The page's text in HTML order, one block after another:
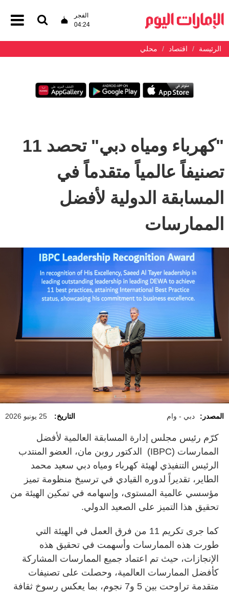
الفجر
04:24
الرئيسة اقتصاد محلي
"كهرباء ومياه دبي" تحصد 11
تصنيفاً عالمياً متقدماً في
المسابقة الدولية لأفضل
الممارسات
المصدر: دبي - وام التاريخ: 25 يونيو 2026
كرّم رئيس مجلس إدارة المسابقة العالمية لأفضل
الممارسات (IBPC) الدكتور روبن مان، العضو المنتدب
الرئيس التنفيذي لهيئة كهرباء ومياه دبي سعيد محمد
الطاير، تقديراً لدوره القيادي في ترسيخ منظومة تميز
مؤسسي عالمية المستوى، وإسهامه في تمكين الهيئة من
تحقيق هذا التميز على الصعيد الدولي.
كما جرى تكريم 11 من فرق العمل في الهيئة التي
طورت هذه الممارسات وأسهمت في تحقيق هذه
الإنجازات، حيث تم اعتماد جميع الممارسات المشاركة
كأفضل الممارسات العالمية، وحصلت على تصنيفات
متقدمة تراوحت بين 5 و7 نجوم، بما يعكس رسوخ ثقافة